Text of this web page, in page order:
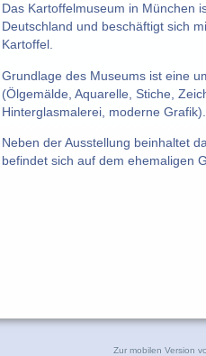
Das Kartoffelmuseum in München
Deutschland und beschäftigt sich
Kartoffel.
Grundlage des Museums ist eine
(Ölgemälde, Aquarelle, Stiche,
Hinterglasmalerei, moderne Grafik).
Neben der Ausstellung beinhaltet
befindet sich auf dem ehemaligen
Zur mobilen Version